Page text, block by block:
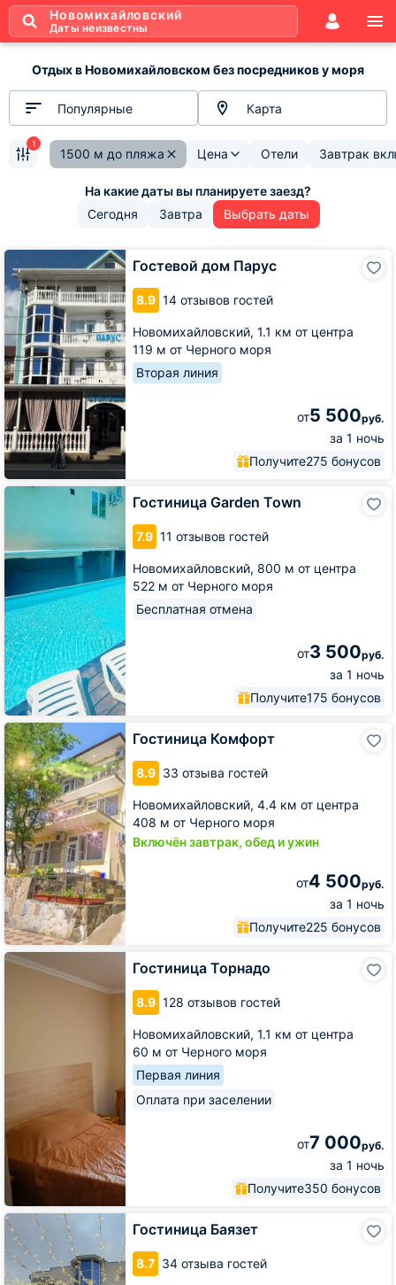
Новомихайловский
Даты неизвестны
Отдых в Новомихайловском без посредников у моря
Популярные Карта
1500 м до пляжа Цена Отели Завтрак
1
Сегодня Завтра Выбрать даты
Гостевой дом Парус
8.9 14 отзывов гостей
Новомихайловский, 1.1 км от центра
119 м от Черного моря
Вторая линия
от5 500руб.
за 1 ночь
Получите275 бонусов
Гостевой
дом
Парус
Гостиница Garden Town
7.9 11 отзывов гостей
Новомихайловский, 800 м от центра
522 м от Черного моря
Бесплатная отмена
от3 500руб.
за 1 ночь
Получите175 бонусов
Гостиница
Гостиница Комфорт
8.9 33 отзыва гостей
Новомихайловский, 4.4 км от центра
408 м от Черного моря
Включён завтрак, обед и ужин
от4 500руб.
за 1 ночь
Получите225 бонусов
Гостиница
Комфорт
Гостиница Торнадо
8.9 128 отзывов гостей
Новомихайловский, 1.1 км от центра
60 м от Черного моря
Первая линия
Оплата при заселении
от7 000руб.
за 1 ночь
Получите350 бонусов
Гостиница
Торнадо
Гостиница Баязет
8.7 34 отзыва гостей
Гостиница
Баязет